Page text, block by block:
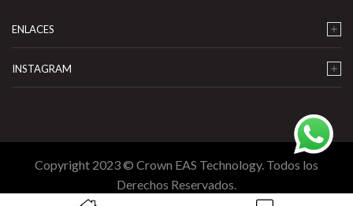
ENLACES
INSTAGRAM
Copyright 2023 © Crown EAS Technology. Todos los
Derechos Reservados.